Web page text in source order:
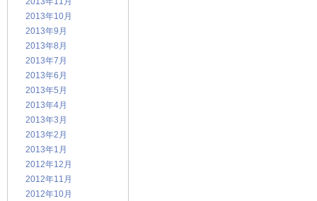
2013年10月
2013年9月
2013年8月
2013年7月
2013年6月
2013年5月
2013年4月
2013年3月
2013年2月
2013年1月
2012年12月
2012年11月
2012年10月